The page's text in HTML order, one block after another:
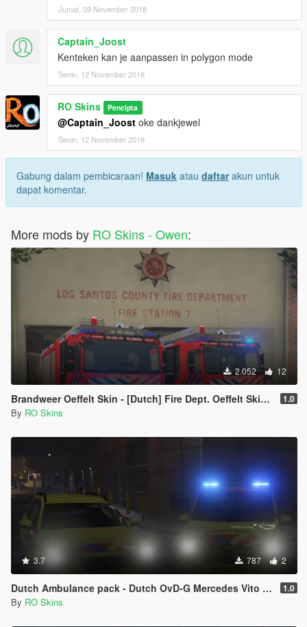
Jumat, 09 November 2018
Captain_Joost
Kenteken kan je aanpassen in polygon mode
Senin, 12 November 2018
RO Skins Pencipta
@Captain_Joost oke dankjewel
Senin, 12 November 2018
Gabung dalam pembicaraan! Masuk atau daftarakun untuk
dapat komentar.
More mods by RO Skins - Owen:
2.052 12
Brandweer Oeffelt Skin - [Dutch] Fire Dept. Oeffelt Skin [ELS] [Replace] 1.0
By RO Skins
3.7 787 2
Dutch Ambulance pack - Dutch OvD-G Mercedes Vito - Volvo V70 Transplantiatie team. Skin Pack [ELS] [REPLACE] 1.0
By RO Skins